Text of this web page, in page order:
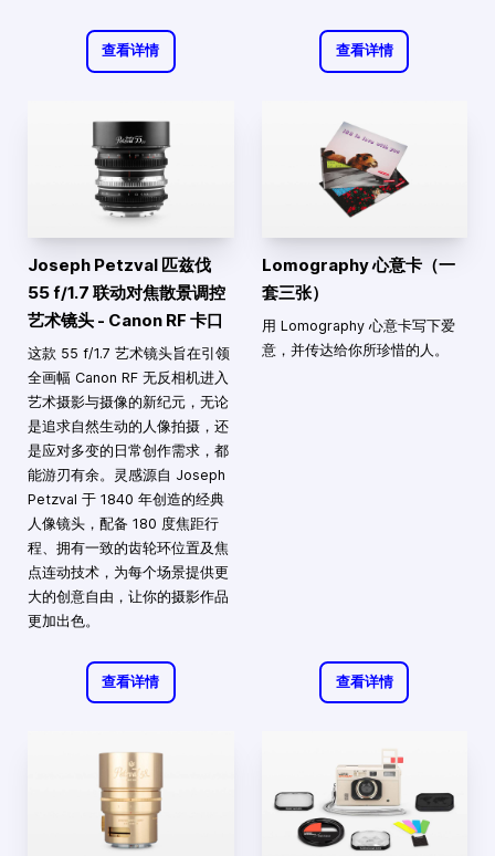
查看详情 查看详情
Joseph Petzval 匹兹伐
55 f/1.7 联动对焦散景调控
艺术镜头 - Canon RF 卡口
这款 55 f/1.7 艺术镜头旨在引领
全画幅 Canon RF 无反相机进入
艺术摄影与摄像的新纪元，无论
是追求自然生动的人像拍摄，还
是应对多变的日常创作需求，都
能游刃有余。灵感源自 Joseph
Petzval 于 1840 年创造的经典
人像镜头，配备 180 度焦距行
程、拥有一致的齿轮环位置及焦
点连动技术，为每个场景提供更
大的创意自由，让你的摄影作品
更加出色。
查看详情
Lomography 心意卡（一
套三张）
用 Lomography 心意卡写下爱
意，并传达给你所珍惜的人。
查看详情